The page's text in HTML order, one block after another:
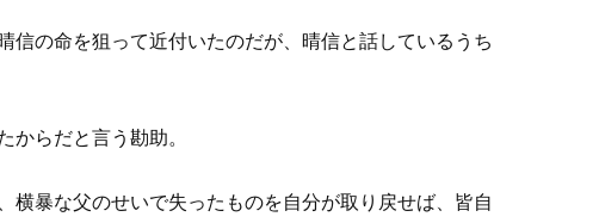
信の命を狙って近付いたのだが、晴信と話しているうち
からだと言う勘助。
横暴な父のせいで失ったものを自分が取り戻せば、皆自